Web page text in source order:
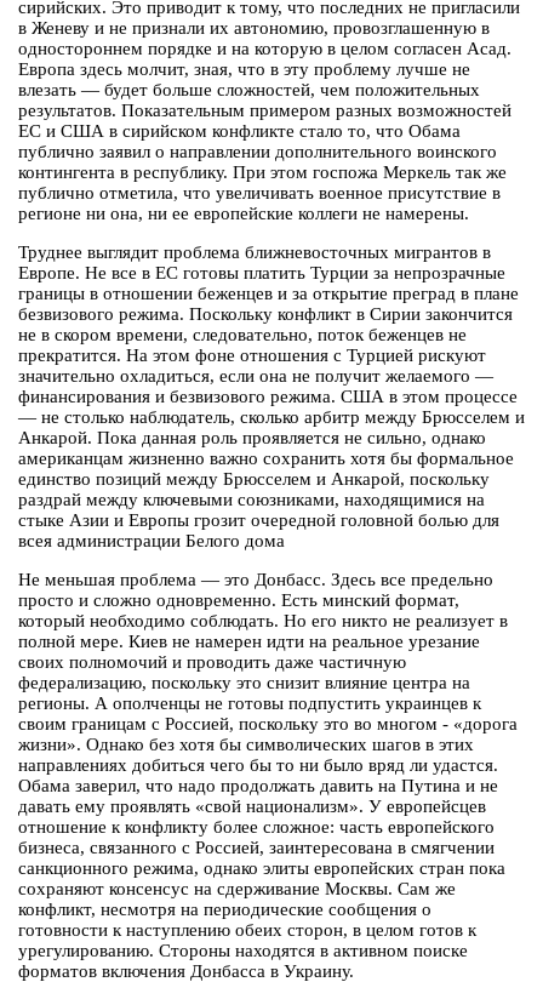
сирийских. Это приводит к тому, что последних не пригласили
в Женеву и не признали их автономию, провозглашенную в
одностороннем порядке и на которую в целом согласен Асад.
Европа здесь молчит, зная, что в эту проблему лучше не
влезать — будет больше сложностей, чем положительных
результатов. Показательным примером разных возможностей
ЕС и США в сирийском конфликте стало то, что Обама
публично заявил о направлении дополнительного воинского
контингента в республику. При этом госпожа Меркель так же
публично отметила, что увеличивать военное присутствие в
регионе ни она, ни ее европейские коллеги не намерены.
Труднее выглядит проблема ближневосточных мигрантов в
Европе. Не все в ЕС готовы платить Турции за непрозрачные
границы в отношении беженцев и за открытие преград в плане
безвизового режима. Поскольку конфликт в Сирии закончится
не в скором времени, следовательно, поток беженцев не
прекратится. На этом фоне отношения с Турцией рискуют
значительно охладиться, если она не получит желаемого —
финансирования и безвизового режима. США в этом процессе
— не столько наблюдатель, сколько арбитр между Брюсселем и
Анкарой. Пока данная роль проявляется не сильно, однако
американцам жизненно важно сохранить хотя бы формальное
единство позиций между Брюсселем и Анкарой, поскольку
раздрай между ключевыми союзниками, находящимися на
стыке Азии и Европы грозит очередной головной болью для
всея администрации Белого дома
Не меньшая проблема — это Донбасс. Здесь все предельно
просто и сложно одновременно. Есть минский формат,
который необходимо соблюдать. Но его никто не реализует в
полной мере. Киев не намерен идти на реальное урезание
своих полномочий и проводить даже частичную
федерализацию, поскольку это снизит влияние центра на
регионы. А ополченцы не готовы подпустить украинцев к
своим границам с Россией, поскольку это во многом - «дорога
жизни». Однако без хотя бы символических шагов в этих
направлениях добиться чего бы то ни было вряд ли удастся.
Обама заверил, что надо продолжать давить на Путина и не
давать ему проявлять «свой национализм». У европейсцев
отношение к конфликту более сложное: часть европейского
бизнеса, связанного с Россией, заинтересована в смягчении
санкционного режима, однако элиты европейских стран пока
сохраняют консенсус на сдерживание Москвы. Сам же
конфликт, несмотря на периодические сообщения о
готовности к наступлению обеих сторон, в целом готов к
урегулированию. Стороны находятся в активном поиске
форматов включения Донбасса в Украину.